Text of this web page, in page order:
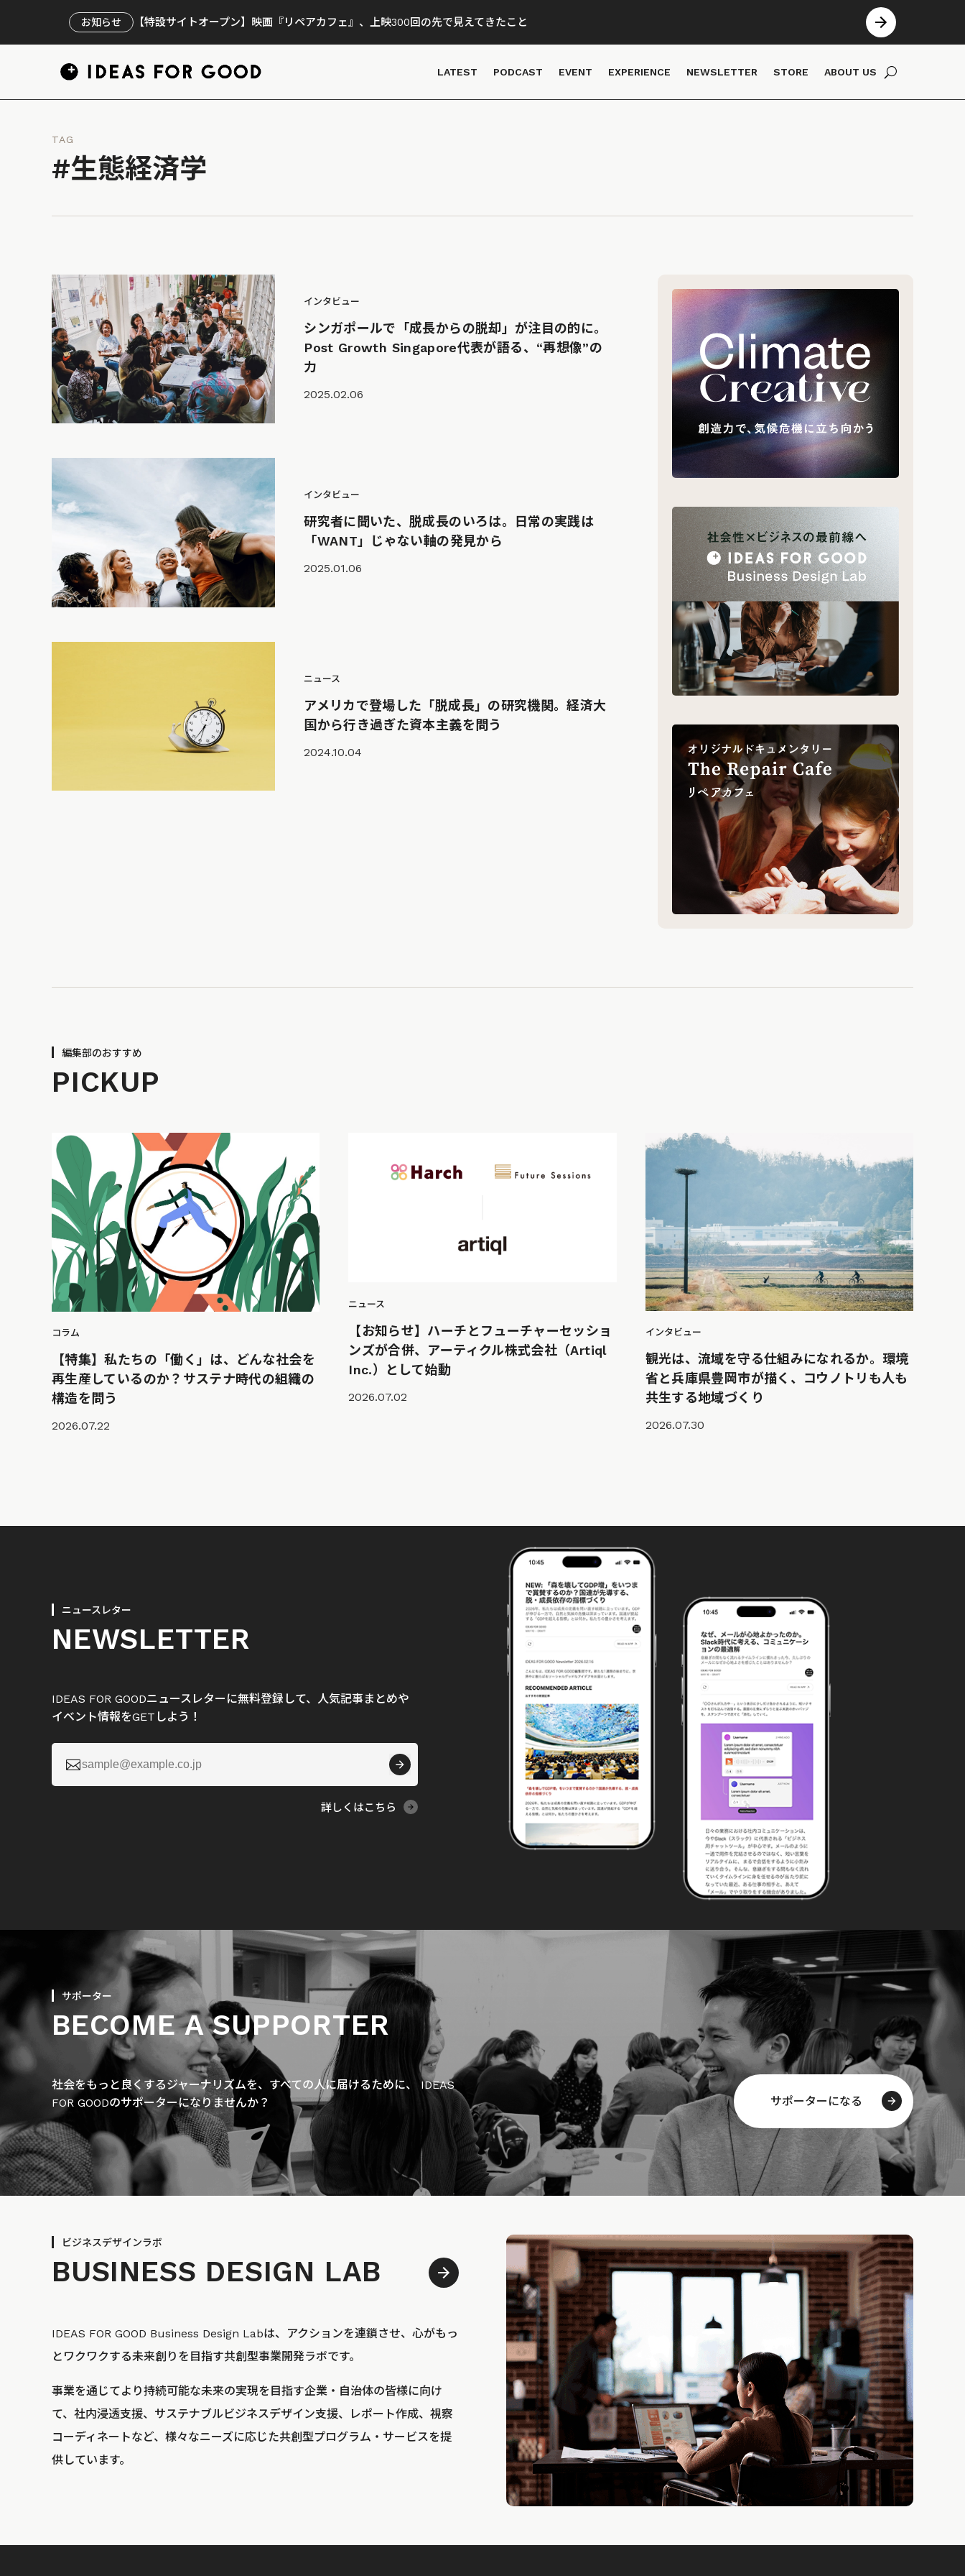
お知らせ 【特設サイトオープン】映画『リペアカフェ』、上映300回の先で見えてきたこと
LATEST PODCAST EVENT EXPERIENCE NEWSLETTER STORE ABOUT US
TAG
#生態経済学
インタビュー
シンガポールで「成長からの脱却」が注目の的に。
Post Growth Singapore代表が語る、“再想像”の
力
2025.02.06
インタビュー
研究者に聞いた、脱成長のいろは。日常の実践は
「WANT」じゃない軸の発見から
2025.01.06
ニュース
アメリカで登場した「脱成長」の研究機関。経済大
国から行き過ぎた資本主義を問う
2024.10.04
編集部のおすすめ
PICKUP
コラム
【特集】私たちの「働く」は、どんな社会を
再生産しているのか？サステナ時代の組織の
構造を問う
2026.07.22
ニュース
【お知らせ】ハーチとフューチャーセッショ
ンズが合併、アーティクル株式会社（Artiql
Inc.）として始動
2026.07.02
インタビュー
観光は、流域を守る仕組みになれるか。環境
省と兵庫県豊岡市が描く、コウノトリも人も
共生する地域づくり
2026.07.30
ニュースレター
NEWSLETTER
IDEAS FOR GOODニュースレターに無料登録して、人気記事まとめや
イベント情報をGETしよう！

詳しくはこちら
サポーター
BECOME A SUPPORTER
社会をもっと良くするジャーナリズムを、すべての人に届けるために、 IDEAS
FOR GOODのサポーターになりませんか？
サポーターになる
ビジネスデザインラボ
BUSINESS DESIGN LAB
IDEAS FOR GOOD Business Design Labは、アクションを連鎖させ、心がもっ
とワクワクする未来創りを目指す共創型事業開発ラボです。
事業を通じてより持続可能な未来の実現を目指す企業・自治体の皆様に向け
て、社内浸透支援、サステナブルビジネスデザイン支援、レポート作成、視察
コーディネートなど、様々なニーズに応じた共創型プログラム・サービスを提
供しています。